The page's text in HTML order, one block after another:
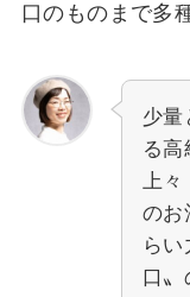
口のものまで多
少量
る高
上々
のお
ら
口